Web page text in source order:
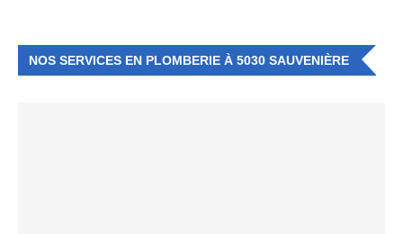
NOS SERVICES EN PLOMBERIE À 5030 SAUVENIÈRE